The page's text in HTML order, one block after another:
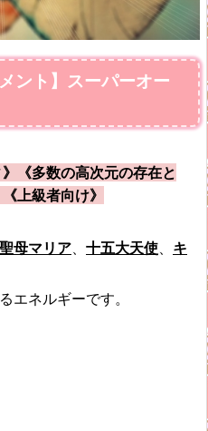
ント】スーパーオー
《多数の高次元の存在と
上級者向け》
聖母マリア 十五大天使
キ
エネルギーです。